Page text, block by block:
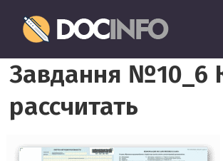
перейти
к
содержимому
оформление
и
заполнение
документов
Завдання №10_6
рассчитать